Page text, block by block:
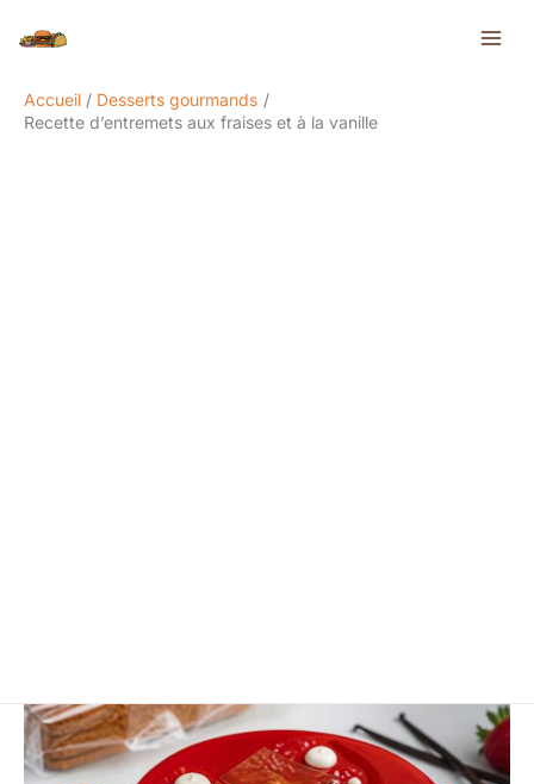
Accueil
Desserts gourmands
Recette d’entremets aux fraises et à la vanille